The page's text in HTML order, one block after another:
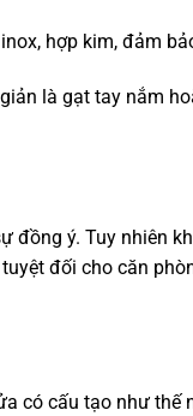
hợp kim, đảm
là gạt tay nắm
đồng ý. Tuy nhiên
đối cho căn
có cấu tạo như thế